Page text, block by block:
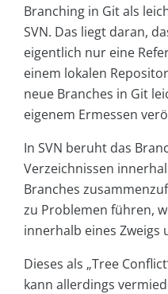
Branching in Git als
SVN. Das liegt daran,
eigentlich nur eine
einem lokalen
neue Branches in Git
eigenem Ermessen
In SVN beruht das
Verzeichnissen
Branches
zu Problemen führen,
innerhalb eines
Dieses als „Tree
kann allerdings